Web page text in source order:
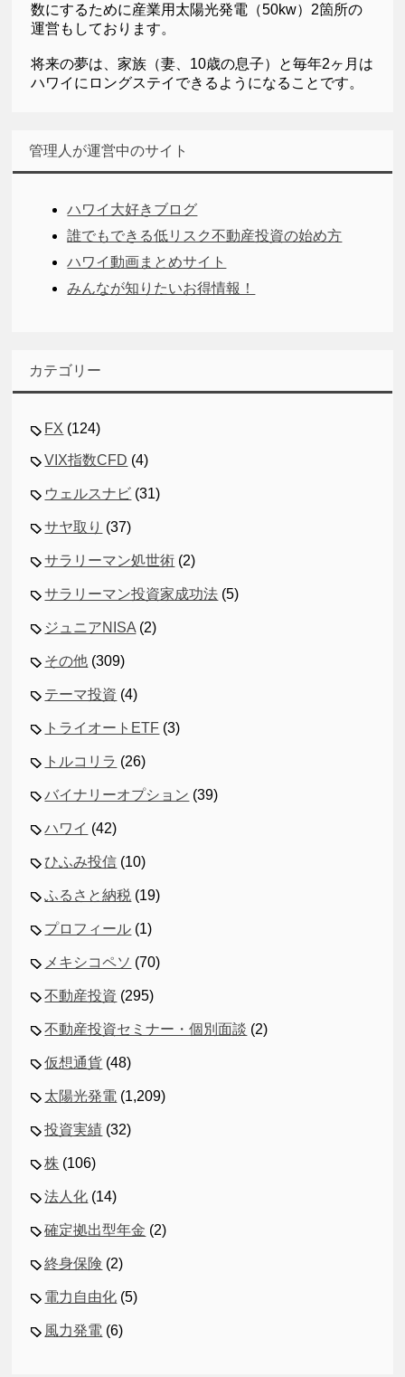
数にするために産業用太陽光発電（50kw）2箇所の
運営もしております。
将来の夢は、家族（妻、10歳の息子）と毎年2ヶ月は
ハワイにロングステイできるようになることです。
管理人が運営中のサイト
ハワイ大好きブログ
誰でもできる低リスク不動産投資の始め方
ハワイ動画まとめサイト
みんなが知りたいお得情報！
カテゴリー
FX (124)
VIX指数CFD (4)
ウェルスナビ (31)
サヤ取り (37)
サラリーマン処世術 (2)
サラリーマン投資家成功法 (5)
ジュニアNISA (2)
その他 (309)
テーマ投資 (4)
トライオートETF (3)
トルコリラ (26)
バイナリーオプション (39)
ハワイ (42)
ひふみ投信 (10)
ふるさと納税 (19)
プロフィール (1)
メキシコペソ (70)
不動産投資 (295)
不動産投資セミナー・個別面談 (2)
仮想通貨 (48)
太陽光発電 (1,209)
投資実績 (32)
株 (106)
法人化 (14)
確定拠出型年金 (2)
終身保険 (2)
電力自由化 (5)
風力発電 (6)